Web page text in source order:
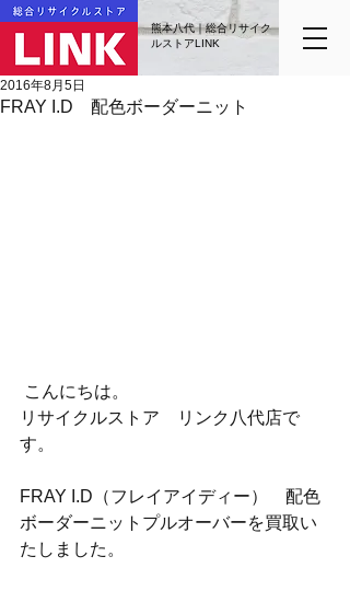
熊本八代｜総合リサイク
ルストアLINK
FRAY I.D 配色ボーダーニット
2016年8月5日
こんにちは。
リサイクルストア　リンク八代店で
す。
FRAY I.D（フレイアイディー）　配色
ボーダーニットプルオーバーを買取い
たしました。